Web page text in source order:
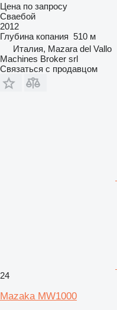
Цена по запросу
Сваебой
2012
Глубина копания 510 м
Италия, Mazara del Vallo
Machines Broker srl
Связаться с продавцом
24
Mazaka MW1000